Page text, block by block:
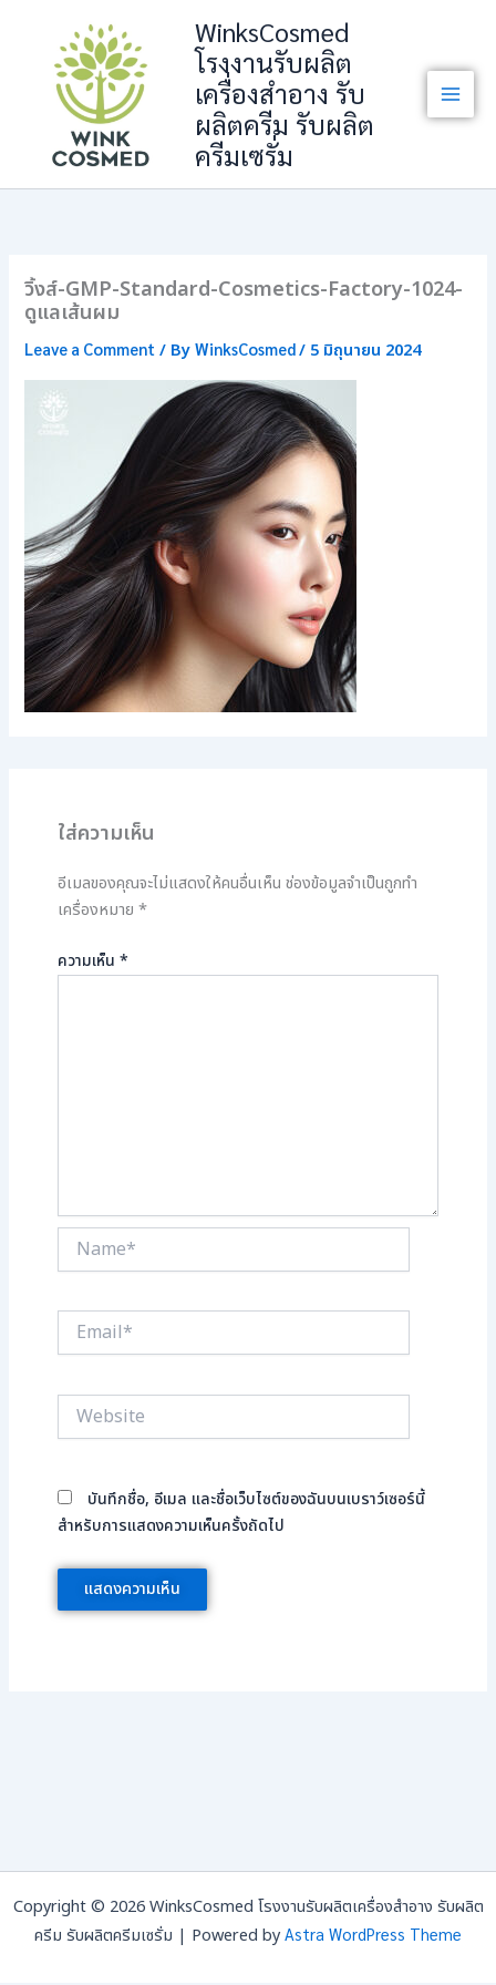
content
WinksCosmed
โรงงานรับผลิต
เครื่องสำอาง รับ
ผลิตครีม รับผลิต
ครีมเซรั่ม
วิ้งส์-GMP-Standard-Cosmetics-Factory-1024-
ดูแลเส้นผม
Leave a Comment / ByWinksCosmed/ 5 มิถุนายน 2024
ใส่ความเห็น
อีเมลของคุณจะไม่แสดงให้คนอื่นเห็น ช่องข้อมูลจำเป็นถูกทำ
เครื่องหมาย *
ความเห็น *
Name*
Email*
Website
บันทึกชื่อ, อีเมล และชื่อเว็บไซต์ของฉันบนเบราว์เซอร์นี้
สำหรับการแสดงความเห็นครั้งถัดไป
Copyright © 2026 WinksCosmed โรงงานรับผลิตเครื่องสำอาง รับผลิต
ครีม รับผลิตครีมเซรั่ม | Powered by Astra WordPress Theme